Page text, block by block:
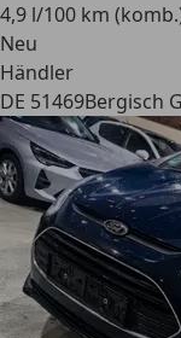
4,9 l/100 km
Neu
Händler
DE 51469Bergisch